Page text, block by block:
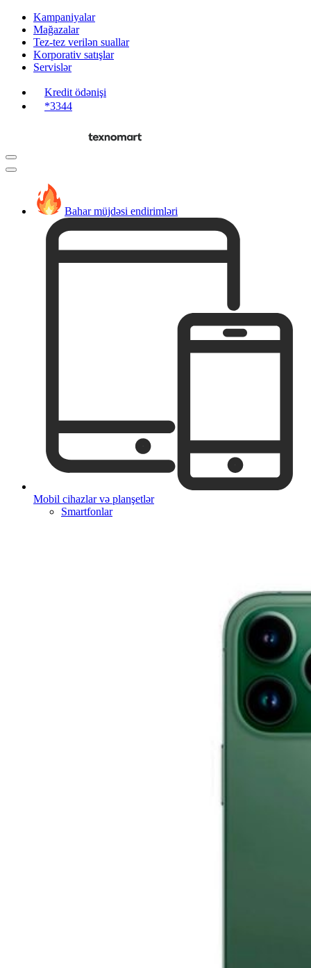
Kampaniyalar
Mağazalar
Tez-tez verilən suallar
Korporativ satışlar
Servislər
Kredit ödənişi
*3344
Bahar müjdəsi endirimləri
Mobil cihazlar və planşetlər
Smartfonlar